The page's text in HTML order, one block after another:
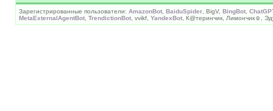
Зарегистрированные пользователи: AmazonBot BaiduSpider , BigV, BingBot
MetaExternalAgentBot TrendictionBot , vvikf, YandexBot , К@теринчик, Лимончик☺,